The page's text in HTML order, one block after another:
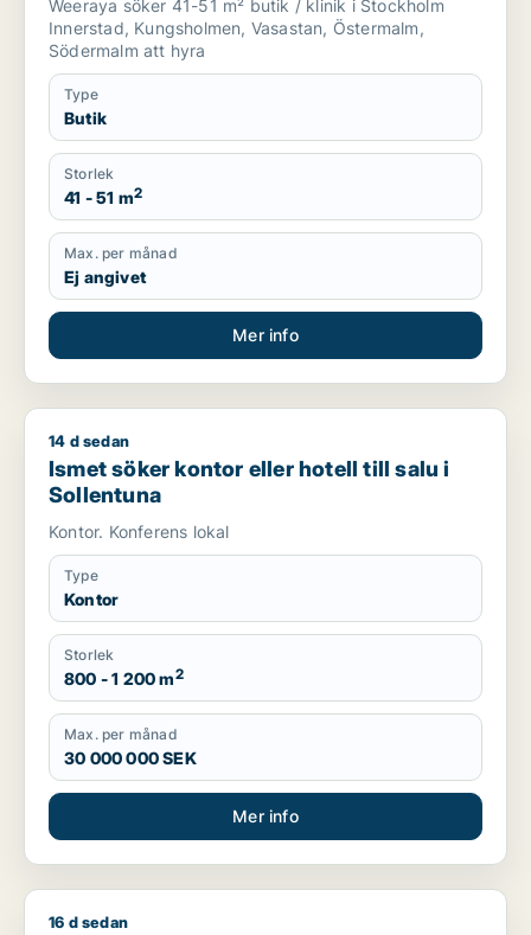
Weeraya söker 41-51 m² butik / klinik i Stockholm
Innerstad, Kungsholmen, Vasastan, Östermalm,
Södermalm att hyra
Type
Butik
Storlek
41 - 51 m2
Max. per månad
Ej angivet
Mer info
Ismet söker kontor eller hotell till salu i Sollentuna
14 d sedan
Ismet söker kontor eller hotell till salu i
Sollentuna
Kontor. Konferens lokal
Type
Kontor
Storlek
800 - 1 200 m2
Max. per månad
30 000 000 SEK
Mer info
Cecilia söker kontor eller industrilokal till salu i Malmö
16 d sedan